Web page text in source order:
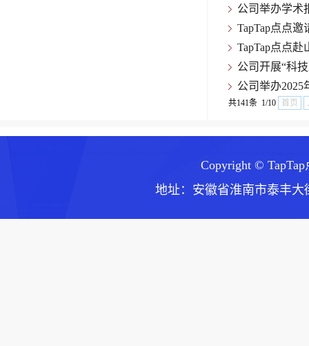
公司举办学术
TapTap点点
TapTap点点
公司开展“科
公司举办
共141条 1/10 首页
Copyright ©
地址：安徽省淮南市泰丰大